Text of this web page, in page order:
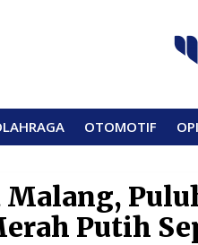
OTOMOTIF
Putih